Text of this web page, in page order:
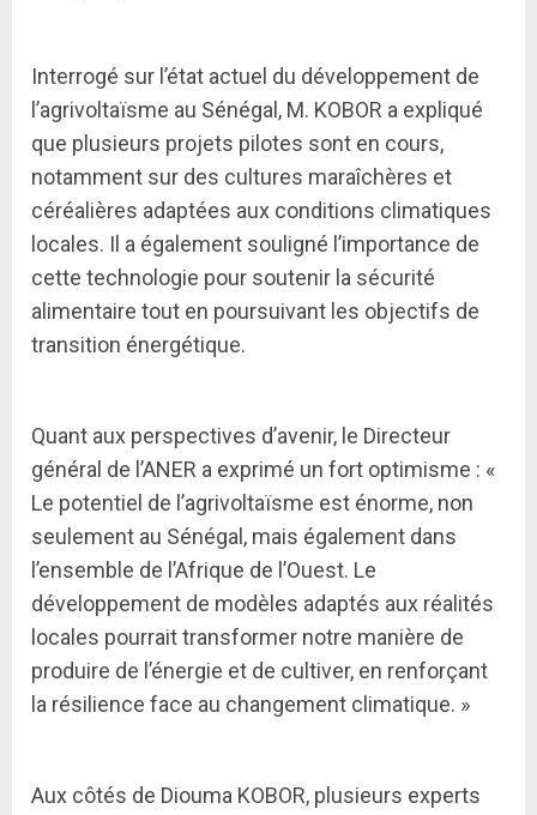
Interrogé sur l’état actuel du développement de
l’agrivoltaïsme au Sénégal, M. KOBOR a expliqué
que plusieurs projets pilotes sont en cours,
notamment sur des cultures maraîchères et
céréalières adaptées aux conditions climatiques
locales. Il a également souligné l’importance de
cette technologie pour soutenir la sécurité
alimentaire tout en poursuivant les objectifs de
transition énergétique.
Quant aux perspectives d’avenir, le Directeur
général de l’ANER a exprimé un fort optimisme : «
Le potentiel de l’agrivoltaïsme est énorme, non
seulement au Sénégal, mais également dans
l’ensemble de l’Afrique de l’Ouest. Le
développement de modèles adaptés aux réalités
locales pourrait transformer notre manière de
produire de l’énergie et de cultiver, en renforçant
la résilience face au changement climatique. »
Aux côtés de Diouma KOBOR, plusieurs experts